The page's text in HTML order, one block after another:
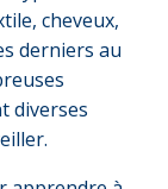
cheveux,
derniers au
diverses